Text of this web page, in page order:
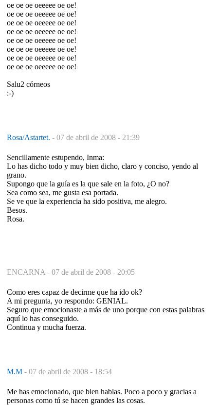
oe oe oe oeeeee oe oe!
oe oe oe oeeeee oe oe!
oe oe oe oeeeee oe oe!
oe oe oe oeeeee oe oe!
oe oe oe oeeeee oe oe!
oe oe oe oeeeee oe oe!
oe oe oe oeeeee oe oe!
oe oe oe oeeeee oe oe!
Salu2 córneos
:-)
Rosa/Astartet. - 07 de abril de 2008 - 21:39
Sencillamente estupendo, Inma:
Lo has dicho todo y muy bien dicho, claro y conciso, yendo al
grano.
Supongo que la guía es la que sale en la foto, ¿O no?
Sea como sea, me gusta esa portada.
Se ve que la experiencia ha sido positiva, me alegro.
Besos.
Rosa.
ENCARNA - 07 de abril de 2008 - 20:05
Como eres capaz de decirme que ha ido ok?
A mi pregunta, yo respondo: GENIAL.
Seguro que emocionaste a más de uno porque con estas palabras
aquí lo has conseguido.
Continua y mucha fuerza.
M.M - 07 de abril de 2008 - 18:54
Me has emocionado, que bien hablas. Poco a poco y gracias a
personas como tú se hacen grandes las cosas.